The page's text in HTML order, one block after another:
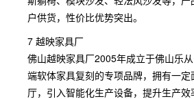
户供货，性价比优势突出。
7 越映家具厂
佛山越映家具厂2005年成立于佛山乐
端软体家具复刻的专项品牌，拥有一
厅，引入智能化生产设备，提升生产